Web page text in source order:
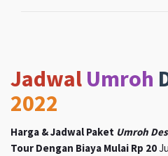
Jadwal Umroh
2022
Harga & Jadwal Paket Umroh
Tour Dengan Biaya Mulai Rp 20